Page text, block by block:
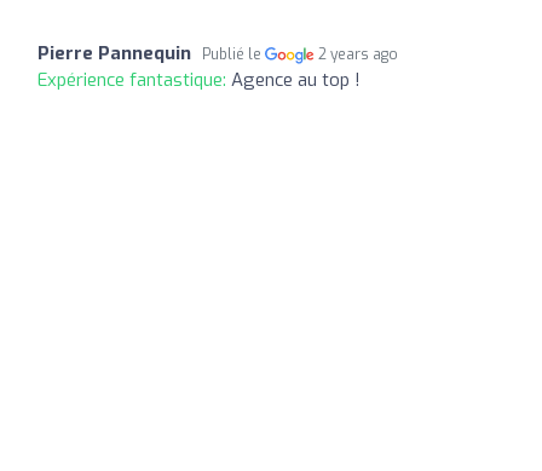
Pierre Pannequin Publié le 2 years ago
Expérience fantastique: Agence au top !